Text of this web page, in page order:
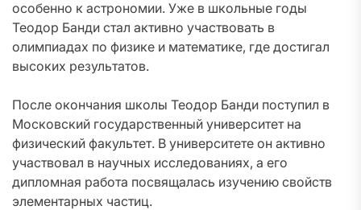
особенно к астрономии. Уже в школьные годы
Теодор Банди стал активно участвовать в
олимпиадах по физике и математике, где достигал
высоких результатов.
После окончания школы Теодор Банди поступил в
Московский государственный университет на
физический факультет. В университете он активно
участвовал в научных исследованиях, а его
дипломная работа посвящалась изучению свойств
элементарных частиц.